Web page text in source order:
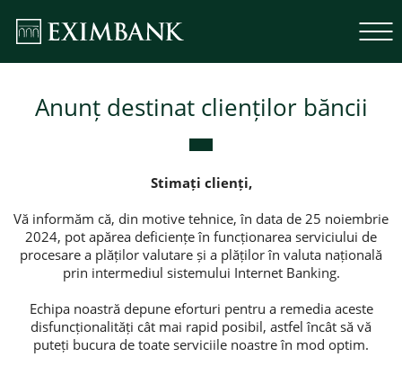
Anunț destinat clienților băncii
Stimați clienți,
Vă informăm că, din motive tehnice, în data de 25 noiembrie
2024, pot apărea deficiențe în funcționarea serviciului de
procesare a plăților valutare și a plăților în valuta națională
prin intermediul sistemului Internet Banking.
Echipa noastră depune eforturi pentru a remedia aceste
disfuncționalități cât mai rapid posibil, astfel încât să vă
puteți bucura de toate serviciile noastre în mod optim.